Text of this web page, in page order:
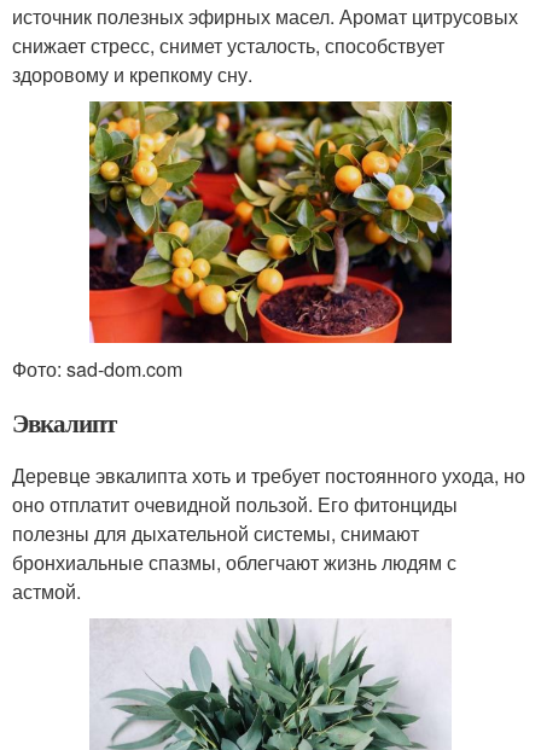
источник полезных эфирных масел. Аромат цитрусовых
снижает стресс, снимет усталость, способствует
здоровому и крепкому сну.
Фото: sad-dom.com
Эвкалипт
Деревце эвкалипта хоть и требует постоянного ухода, но
оно отплатит очевидной пользой. Его фитонциды
полезны для дыхательной системы, снимают
бронхиальные спазмы, облегчают жизнь людям с
астмой.